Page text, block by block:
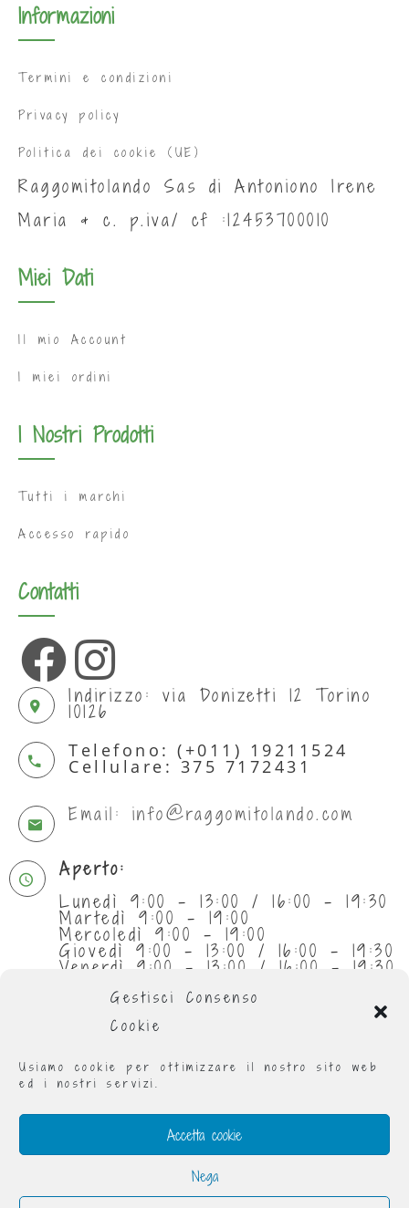
Gestisci Consenso
Cookie
Usiamo cookie per ottimizzare il nostro sito web
ed i nostri servizi.
Accetta cookie
Nega
Informazioni
Termini e condizioni
Privacy policy
Politica dei cookie (UE)
Raggomitolando Sas di Antoniono Irene
Maria & c. p.iva/ cf :12453700010
Miei Dati
Il mio Account
I miei ordini
I Nostri Prodotti
Tutti i marchi
Accesso rapido
Contatti
Indirizzo: via Donizetti 12 Torino
10126
Telefono: (+011) 19211524
Cellulare: 375 7172431
Email: info@raggomitolando.com
Aperto:
Lunedì 9:00 - 13:00 / 16:00 - 19:30
Martedì 9:00 - 19:00
Mercoledì 9:00 - 19:00
Giovedì 9:00 - 13:00 / 16:00 - 19:30
Venerdì 9:00 - 13:00 / 16:00 - 19:30